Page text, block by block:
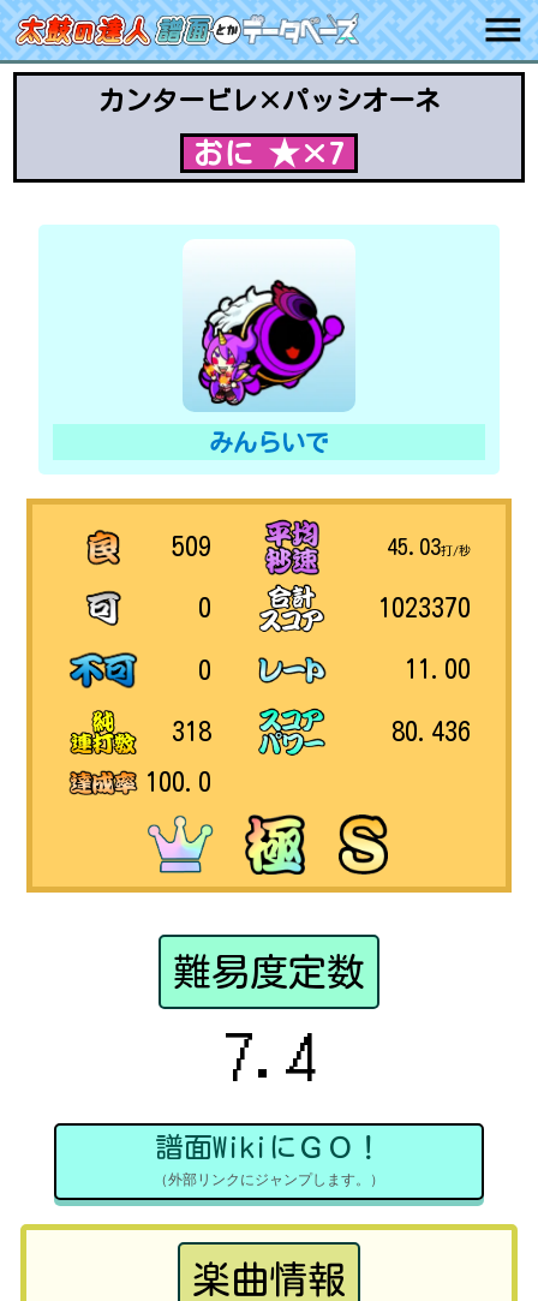
カンタービレ×パッシオーネ
おに ★×7
みんらいで
509
0
0
318
100.0
45.03打/秒
1023370
11.00
80.436
難易度定数
7.4
譜面WikiにＧＯ！
（外部リンクにジャンプします。）
楽曲情報